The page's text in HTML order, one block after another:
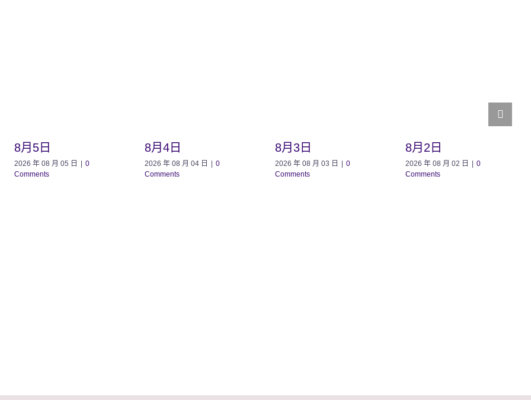
8月5日
2026 年 08 月 05 日
0
Comments
8月4日
2026 年 08 月 04 日
0
Comments
8月3日
2026 年 08 月 03 日
0
Comments
8月2日
2026 年 08 月 02 日
0
Comments